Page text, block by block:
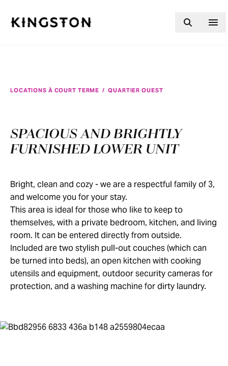
LOCATIONS À COURT TERME / QUARTIER OUEST
SPACIOUS AND BRIGHTLY
FURNISHED LOWER UNIT
Bright, clean and cozy - we are a respectful family of 3,
and welcome you for your stay.
This area is ideal for those who like to keep to
themselves, with a private bedroom, kitchen, and living
room. It can be entered directly from outside.
Included are two stylish pull-out couches (which can
be turned into beds), an open kitchen with cooking
utensils and equipment, outdoor security cameras for
protection, and a washing machine for dirty laundry.